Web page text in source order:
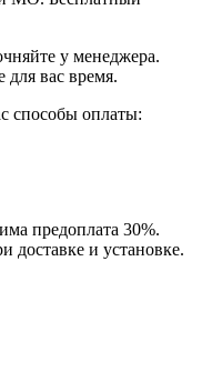
у менеджера.
для вас время.
способы оплаты:
предоплата 30%.
доставке и установке.